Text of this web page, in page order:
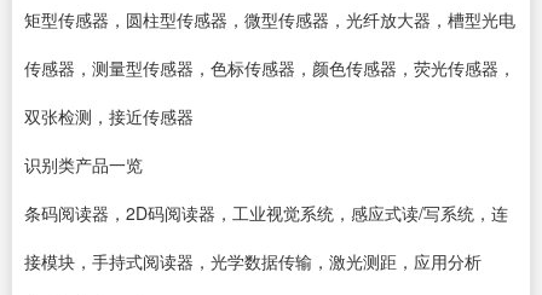
矩型传感器，圆柱型传感器，微型传感器，光纤放大器，槽型光电
传感器，测量型传感器，色标传感器，颜色传感器，荧光传感器，
双张检测，接近传感器
识别类产品一览
条码阅读器，2D码阅读器，工业视觉系统，感应式读/写系统，连
接模块，手持式阅读器，光学数据传输，激光测距，应用分析